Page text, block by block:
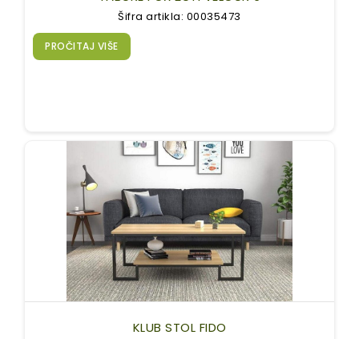
Šifra artikla: 00035473
PROČITAJ VIŠE
KLUB STOL FIDO